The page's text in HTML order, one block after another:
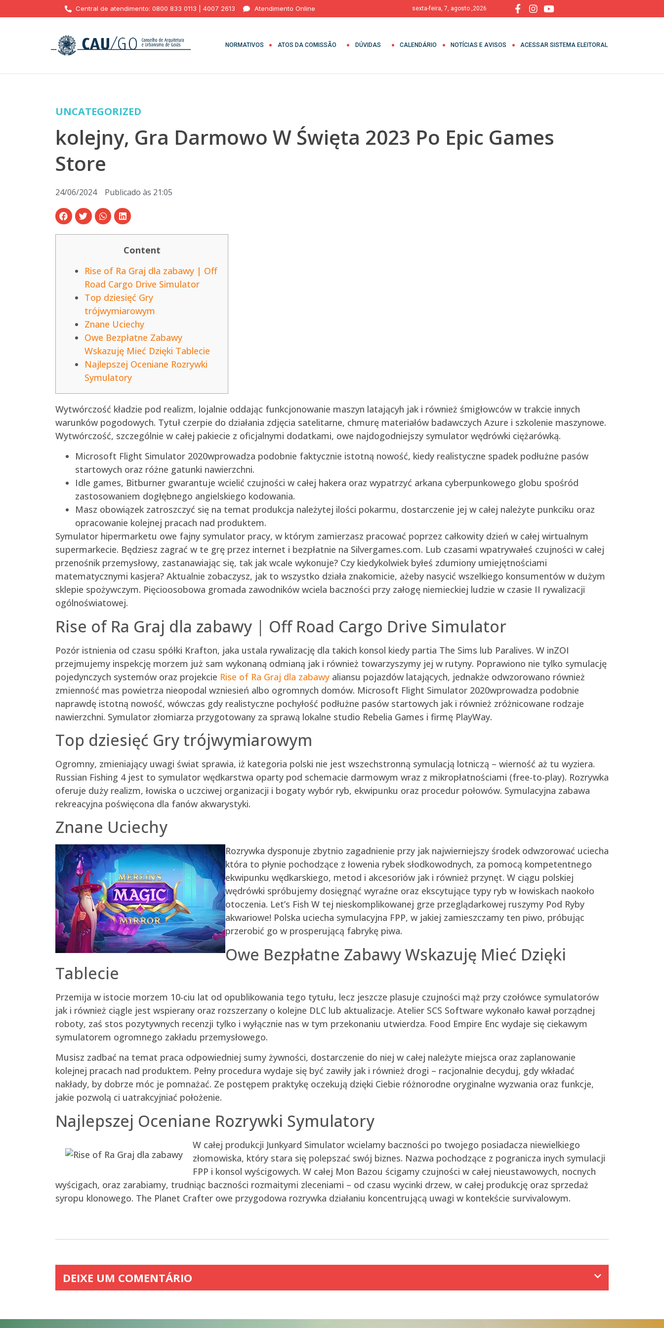
Central de atendimento: 0800 833 0113 | 4007 2613 Atendimento Online sexta-feira, 7, agosto ,2026
NORMATIVOS ATOS DA COMISSÃO DÚVIDAS CALENDÁRIO NOTÍCIAS E AVISOS ACESSAR SISTEMA ELEITORAL
UNCATEGORIZED
kolejny, Gra Darmowo W Święta 2023 Po Epic Games
Store
24/06/2024 Publicado às 21:05
Content
Rise of Ra Graj dla zabawy | Off
Road Cargo Drive Simulator
Top dziesięć Gry
trójwymiarowym
Znane Uciechy
Owe Bezpłatne Zabawy
Wskazuję Mieć Dzięki Tablecie
Najlepszej Oceniane Rozrywki
Symulatory
Wytwórczość kładzie pod realizm, lojalnie oddając funkcjonowanie maszyn latającyh jak i również śmigłowców w trakcie innych
warunków pogodowych. Tytuł czerpie do działania zdjęcia satelitarne, chmurę materiałów badawczych Azure i szkolenie maszynowe.
Wytwórczość, szczególnie w całej pakiecie z oficjalnymi dodatkami, owe najdogodniejszy symulator wędrówki ciężarówką.
Microsoft Flight Simulator 2020wprowadza podobnie faktycznie istotną nowość, kiedy realistyczne spadek podłużne pasów
startowych oraz różne gatunki nawierzchni.
Idle games, Bitburner gwarantuje wcielić czujności w całej hakera oraz wypatrzyć arkana cyberpunkowego globu spośród
zastosowaniem dogłębnego angielskiego kodowania.
Masz obowiązek zatroszczyć się na temat produkcja należytej ilości pokarmu, dostarczenie jej w całej należyte punkciku oraz
opracowanie kolejnej pracach nad produktem.
Symulator hipermarketu owe fajny symulator pracy, w którym zamierzasz pracować poprzez całkowity dzień w całej wirtualnym
supermarkecie. Będziesz zagrać w te grę przez internet i bezpłatnie na Silvergames.com. Lub czasami wpatrywałeś czujności w całej
przenośnik przemysłowy, zastanawiając się, tak jak wcale wykonuje? Czy kiedykolwiek byłeś zdumiony umiejętnościami
matematycznymi kasjera? Aktualnie zobaczysz, jak to wszystko działa znakomicie, ażeby nasycić wszelkiego konsumentów w dużym
sklepie spożywczym. Pięcioosobowa gromada zawodników wciela baczności przy załogę niemieckiej ludzie w czasie II rywalizacji
ogólnoświatowej.
Rise of Ra Graj dla zabawy | Off Road Cargo Drive Simulator
Pozór istnienia od czasu spółki Krafton, jaka ustala rywalizację dla takich konsol kiedy partia The Sims lub Paralives. W inZOI
przejmujemy inspekcję morzem już sam wykonaną odmianą jak i również towarzyszymy jej w rutyny. Poprawiono nie tylko symulację
pojedynczych systemów oraz projekcie Rise of Ra Graj dla zabawy aliansu pojazdów latających, jednakże odwzorowano również
zmienność mas powietrza nieopodal wzniesień albo ogromnych domów. Microsoft Flight Simulator 2020wprowadza podobnie
naprawdę istotną nowość, wówczas gdy realistyczne pochyłość podłużne pasów startowych jak i również zróżnicowane rodzaje
nawierzchni. Symulator złomiarza przygotowany za sprawą lokalne studio Rebelia Games i firmę PlayWay.
Top dziesięć Gry trójwymiarowym
Ogromny, zmieniający uwagi świat sprawia, iż kategoria polski nie jest wszechstronną symulacją lotniczą – wierność aż tu wyziera.
Russian Fishing 4 jest to symulator wędkarstwa oparty pod schemacie darmowym wraz z mikropłatnościami (free-to-play). Rozrywka
oferuje duży realizm, łowiska o uczciwej organizacji i bogaty wybór ryb, ekwipunku oraz procedur połowów. Symulacyjna zabawa
rekreacyjna poświęcona dla fanów akwarystyki.
Znane Uciechy
Rozrywka dysponuje zbytnio zagadnienie przy jak najwierniejszy środek odwzorować uciecha
która to płynie pochodzące z łowenia rybek słodkowodnych, za pomocą kompetentnego
ekwipunku wędkarskiego, metod i akcesoriów jak i również przynęt. W ciągu polskiej
wędrówki spróbujemy dosięgnąć wyraźne oraz ekscytujące typy ryb w łowiskach naokoło
otoczenia. Let’s Fish W tej nieskomplikowanej grze przeglądarkowej ruszymy Pod Ryby
akwariowe! Polska uciecha symulacyjna FPP, w jakiej zamieszczamy ten piwo, próbując
przerobić go w prosperującą fabrykę piwa.
Owe Bezpłatne Zabawy Wskazuję Mieć Dzięki
Tablecie
Przemija w istocie morzem 10-ciu lat od opublikowania tego tytułu, lecz jeszcze plasuje czujności mąż przy czołówce symulatorów
jak i również ciągle jest wspierany oraz rozszerzany o kolejne DLC lub aktualizacje. Atelier SCS Software wykonało kawał porządnej
roboty, zaś stos pozytywnych recenzji tylko i wyłącznie nas w tym przekonaniu utwierdza. Food Empire Enc wydaje się ciekawym
symulatorem ogromnego zakładu przemysłowego.
Musisz zadbać na temat praca odpowiedniej sumy żywności, dostarczenie do niej w całej należyte miejsca oraz zaplanowanie
kolejnej pracach nad produktem. Pełny procedura wydaje się być zawiły jak i również drogi – racjonalnie decyduj, gdy wkładać
nakłady, by dobrze móc je pomnażać. Ze postępem praktykę oczekują dzięki Ciebie różnorodne oryginalne wyzwania oraz funkcje,
jakie pozwolą ci uatrakcyjniać położenie.
Najlepszej Oceniane Rozrywki Symulatory
W całej produkcji Junkyard Simulator wcielamy baczności po twojego posiadacza niewielkiego
złomowiska, który stara się polepszać swój biznes. Nazwa pochodzące z pogranicza inych symulacji
FPP i konsol wyścigowych. W całej Mon Bazou ścigamy czujności w całej nieustawowych, nocnych
wyścigach, oraz zarabiamy, trudniąc baczności rozmaitymi zleceniami – od czasu wycinki drzew, w całej produkcję oraz sprzedaż
syropu klonowego. The Planet Crafter owe przygodowa rozrywka działaniu koncentrującą uwagi w kontekście survivalowym.
DEIXE UM COMENTÁRIO